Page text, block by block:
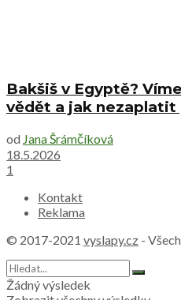
Bakšiš v Egyptě?
vědět a jak nezaplatit
od Jana Šrámčíková
18.5.2026
1
Kontakt
Reklama
© 2017-2021 vyslapy.cz -
Žádný výsledek